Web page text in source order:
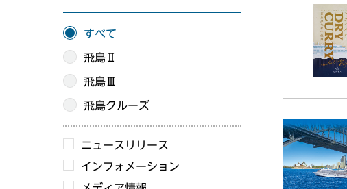
すべて
飛鳥Ⅱ
飛鳥Ⅲ
飛鳥クルーズ
ニュースリリース
インフォメーション